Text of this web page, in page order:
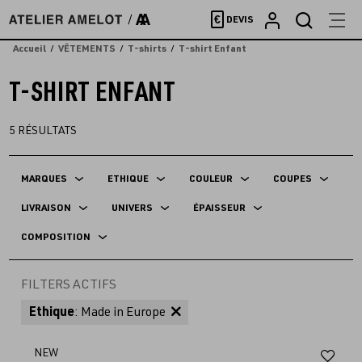
directement
au
€ DEVIS
Accueil VÊTEMENTS T-shirts T-shirt Enfant
T-SHIRT ENFANT
5 RÉSULTATS
MARQUES ETHIQUE COULEUR COUPES
LIVRAISON UNIVERS ÉPAISSEUR
COMPOSITION
FILTERS ACTIFS
Ethique: Made in Europe
NEW